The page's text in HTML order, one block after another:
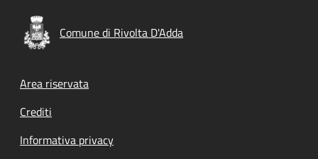
Comune di Rivolta D'Adda
Footer menu
Area riservata
Crediti
Informativa privacy